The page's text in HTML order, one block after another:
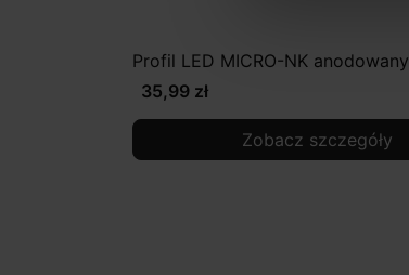
Profil LED MICRO-NK anodowany
35,99 zł
Zobacz szczegóły